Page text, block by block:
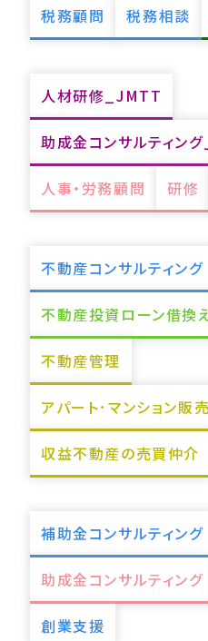
税務顧問 税務相談
人材研修_JMTT
助成金コンサルティン
人事・労務顧問 研修
不動産コンサルティング
不動産投資ローン借換
不動産管理
アパート･マンション販
収益不動産の売買仲介
補助金コンサルティング
助成金コンサルティング
創業支援